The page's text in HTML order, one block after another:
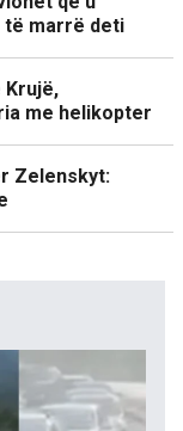
të marrë deti
Krujë,
me helikopter
Zelenskyt: